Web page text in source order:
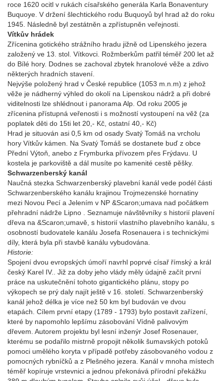
roce 1620 ocitl v rukách císařského generála Karla Bonaventury
Buquoye. V držení šlechtického rodu Buquoyů byl hrad až do roku
1945. Následně byl zestátněn a zpřístupněn veřejnosti.
Vítkův hrádek
Zřícenina gotického strážního hradu jižně od Lipenského jezera
založený ve 13. stol. Vítkovci. Rožmberkům patřil téměř 200 let až
do Bílé hory. Dodnes se zachoval zbytek hranolové věže a zdivo
některých hradních stavení.
Nejvýše položený hrad v České republice (1053 m.n.m) z jehož
věže je nádherný výhled do okolí na Lipenskou nádrž a při dobré
viditelnosti lze shlédnout i panorama Alp. Od roku 2005 je
zřícenina přístupná veřenosti i s možností vystoupení na věž (za
poplatek děti do 15ti let 20,- Kč, ostatní 40,- Kč)
Hrad je situován asi 0,5 km od osady Svatý Tomáš na vrcholu
hory Vítkův kámen. Na Svatý Tomáš se dostanete buď z obce
Přední Výtoň, anebo z Frymburka přívozem přes Frýdavu. U
kostela je parkoviště a dál musíte po kamenité cestě pěšky.
Schwarzenberský kanál
Naučná stezka Schwarzenberský plavební kanál vede podél části
Schwarzenberského kanálu krajinou Trojmezenské hornatiny
mezi Novou Pecí a Jelením v NP &Scaron;umava nad počátkem
přehradní nádrže Lipno . Seznamuje návštěvníky s historií plavení
dřeva na &Scaron;umavě, s historií vlastního plavebního kanálu, s
osobností budovatele kanálu Josefa Rosenauera i s technickými
díly, která byla při stavbě kanálu vybudována.
Historie:
Spojení dvou evropských úmoří navrhl poprvé císař římský a král
český Karel IV.. Již za doby jeho vlády měly údajně začít první
práce na uskutečnění tohoto gigantického plánu, stopy po
výkopech se prý daly najít ještě v 16. století. Schwarzenberský
kanál jehož délka je více než 50 km byl budován ve dvou
etapách. Cílem první etapy (1789 - 1793) bylo postavit zařízení,
které by napomohlo lepšímu zásobování Vídně palivovým
dřevem. Autorem projektu byl lesní inženýr Josef Rosenauer,
kterému se podařilo mistrně propojit několik šumavských potoků
pomoci umělého koryta v případě potřeby zásobovaného vodou z
pomocných rybníčků a z Plešného jezera. Kanál v mnoha místech
téměř kopíruje vrstevnici a jednou překonává přírodní překážku